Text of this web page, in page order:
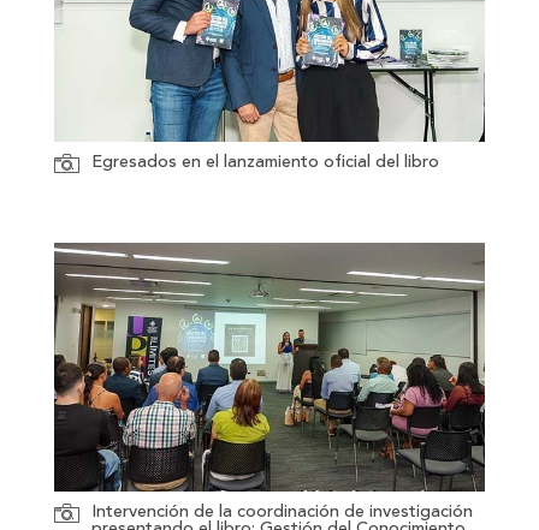
Egresados en el lanzamiento oficial del libro
Intervención de la coordinación de investigación